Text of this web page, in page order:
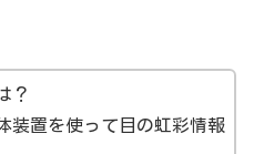
？
装置を使って目の虹彩情報